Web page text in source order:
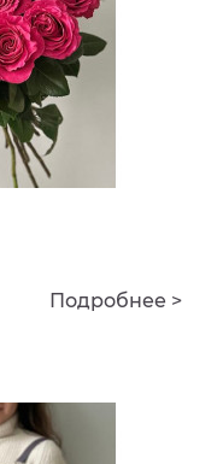
Подробнее >